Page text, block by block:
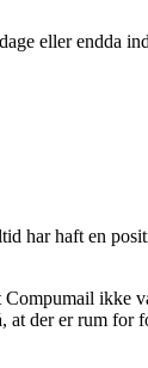
eller endda
har haft en
Compumail ikke
at der er rum for